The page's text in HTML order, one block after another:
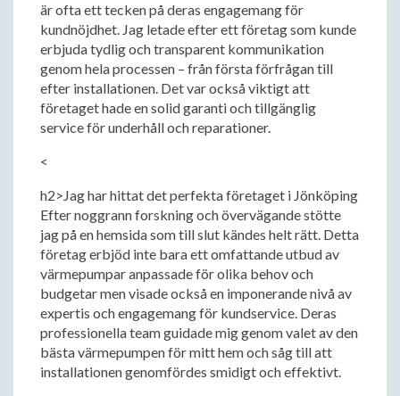
är ofta ett tecken på deras engagemang för
kundnöjdhet. Jag letade efter ett företag som kunde
erbjuda tydlig och transparent kommunikation
genom hela processen – från första förfrågan till
efter installationen. Det var också viktigt att
företaget hade en solid garanti och tillgänglig
service för underhåll och reparationer.
<
h2>Jag har hittat det perfekta företaget i Jönköping
Efter noggrann forskning och övervägande stötte
jag på en hemsida som till slut kändes helt rätt. Detta
företag erbjöd inte bara ett omfattande utbud av
värmepumpar anpassade för olika behov och
budgetar men visade också en imponerande nivå av
expertis och engagemang för kundservice. Deras
professionella team guidade mig genom valet av den
bästa värmepumpen för mitt hem och såg till att
installationen genomfördes smidigt och effektivt.